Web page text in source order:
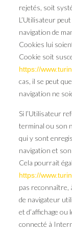
rejetés, soit
L’Utilisateur
navigation de
Cookies lui
Cookie soit
https://
cas, il se peut
navigation ne
Si l’Utilisateur
terminal ou son
qui y sont
navigation et
Cela pourrait
https://
pas reconnaître,
de navigateur
et d’affichage ou
connecté à